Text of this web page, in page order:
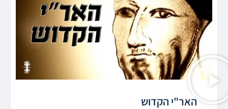
האר"י הקדוש